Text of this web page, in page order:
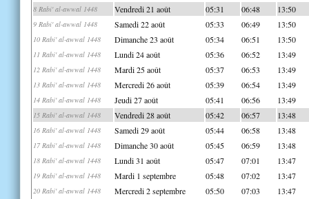
8 Rabi' al-awwal 1448 Vendredi 21 août 05:31 06:48 13:50
9 Rabi' al-awwal 1448 Samedi 22 août 05:33 06:49 13:50
10 Rabi' al-awwal 1448 Dimanche 23 août 05:34 06:51 13:50
11 Rabi' al-awwal 1448 Lundi 24 août 05:36 06:52 13:49
12 Rabi' al-awwal 1448 Mardi 25 août 05:37 06:53 13:49
13 Rabi' al-awwal 1448 Mercredi 26 août 05:39 06:54 13:49
14 Rabi' al-awwal 1448 Jeudi 27 août 05:41 06:56 13:49
15 Rabi' al-awwal 1448 Vendredi 28 août 05:42 06:57 13:48
16 Rabi' al-awwal 1448 Samedi 29 août 05:44 06:58 13:48
17 Rabi' al-awwal 1448 Dimanche 30 août 05:45 06:59 13:48
18 Rabi' al-awwal 1448 Lundi 31 août 05:47 07:01 13:47
19 Rabi' al-awwal 1448 Mardi 1 septembre 05:48 07:02 13:47
20 Rabi' al-awwal 1448 Mercredi 2 septembre 05:50 07:03 13:47